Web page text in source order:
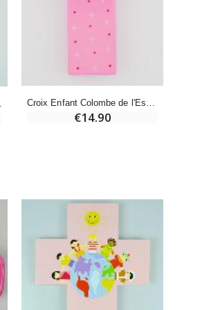
Croix Enfant Colombe de l'Esprit Saint Rose - 12 cm
€14.90